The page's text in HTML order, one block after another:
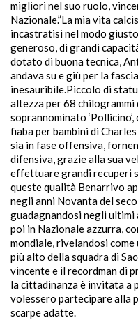
migliori nel suo ruolo,
Nazionale.”La mia vita
incastratisi nel modo
generoso, di grandi
dotato di buona tecnica,
andava su e giù per la
inesauribile.Piccolo di
altezza per 68
soprannominato
fiaba per bambini di
sia in fase offensiva,
difensiva, grazie alla sua
effettuare grandi recuperi
queste qualità Benarrivo
negli anni Novanta del
guadagnandosi negli ultimi
poi in Nazionale azzurra,
mondiale, rivelandosi
più alto della squadra di
vincente e il recordman di
la cittadinanza è invitata a
volessero partecipare alla
scarpe adatte.